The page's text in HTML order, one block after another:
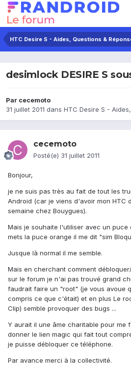
HTC Desire S - Aides, Questions &
desimlock DESIRE S
Par cecemoto
31 juillet 2011 dans HTC Desire S -
cecemoto
Posté(e) 31 juillet 2011
Bonjour,
je ne suis pas très au fait de tout les
Android (car je viens d'avoir mon HTC
semaine chez Bouygues).
Mais je souhaite l'utiliser avec un puce
mets la puce orange il me dit "sim
Jusque là normal il me semble.
Mais en cherchant comment
sur le forum je n'ai pas trouvé grand
faudrait faire un "root" (je vous avoue
compris ce que c'était) et en plus Le
Clip) semble provoquer des bugs ...
Y aurait il une âme charitable pour me
donner le lien magic qui fait tout
je puisse débloquer ce téléphone.
Par avance merci à la collectivité.